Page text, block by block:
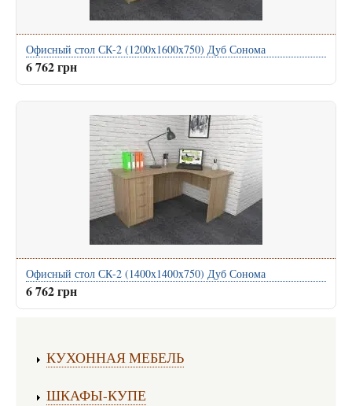
Офисный стол СК-2 (1200x1600x750) Дуб Сонома
6 762 грн
Офисный стол СК-2 (1400x1400x750) Дуб Сонома
6 762 грн
КУХОННАЯ МЕБЕЛЬ
ШКАФЫ-КУПЕ